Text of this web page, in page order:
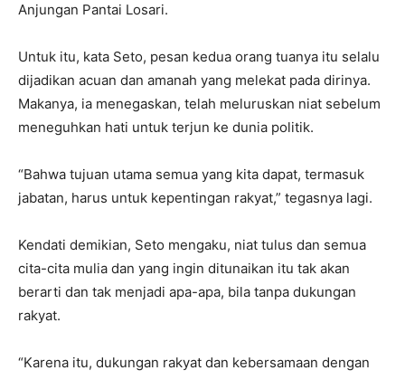
Anjungan Pantai Losari.
Untuk itu, kata Seto, pesan kedua orang tuanya itu selalu
dijadikan acuan dan amanah yang melekat pada dirinya.
Makanya, ia menegaskan, telah meluruskan niat sebelum
meneguhkan hati untuk terjun ke dunia politik.
“Bahwa tujuan utama semua yang kita dapat, termasuk
jabatan, harus untuk kepentingan rakyat,” tegasnya lagi.
Kendati demikian, Seto mengaku, niat tulus dan semua
cita-cita mulia dan yang ingin ditunaikan itu tak akan
berarti dan tak menjadi apa-apa, bila tanpa dukungan
rakyat.
“Karena itu, dukungan rakyat dan kebersamaan dengan